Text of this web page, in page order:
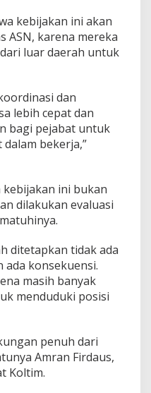
kebijakan ini akan
ASN, karena mereka
luar daerah untuk
dan
lebih cepat dan
bagi pejabat untuk
bekerja,”
ini bukan
dilakukan evaluasi
ditetapkan tidak ada
ada konsekuensi.
masih banyak
menduduki posisi
penuh dari
Amran Firdaus,
Koltim.